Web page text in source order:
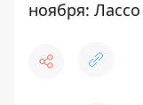
ноября: